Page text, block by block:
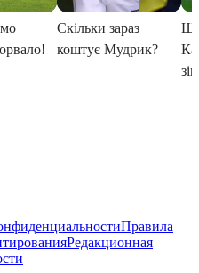
Правила
Редакционная